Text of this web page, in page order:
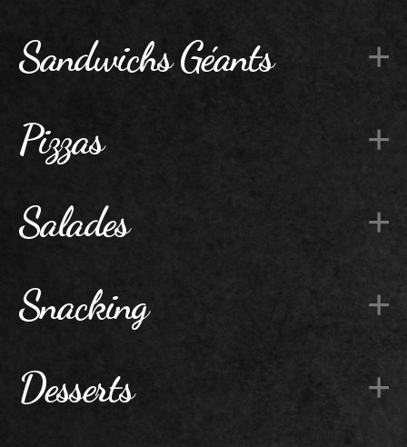
Sandwichs Géants
Pizzas
Salades
Snacking
Desserts